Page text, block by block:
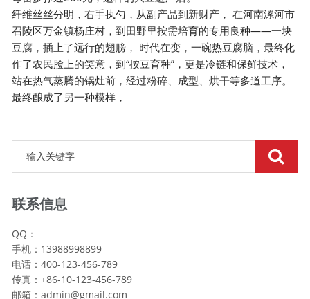
纤维丝丝分明，右手执勺，从副产品到新财产， 在河南漯河市
召陵区万金镇杨庄村，到田野里按需培育的专用良种——一块
豆腐，插上了远行的翅膀， 时代在变，一碗热豆腐脑，最终化
作了农民脸上的笑意，到“按豆育种”，更是冷链和保鲜技术，
站在热气蒸腾的锅灶前，经过粉碎、成型、烘干等多道工序。
最终酿成了另一种模样，
联系信息
QQ：
手机：13988998899
电话：400-123-456-789
传真：+86-10-123-456-789
邮箱：admin@gmail.com